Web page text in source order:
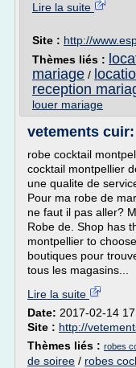
Lire la suite
Site : http://
Thèmes liés :
mariage /
reception
louer mariage
vetements
robe cocktail
cocktail montpellier
une qualite de
Pour ma robe de
ne faut il pas aller?
Robe de. Shop has
montpellier to
boutiques pour
tous les magasins...
Lire la suite
Date: 2017-02-14
Site : http://
Thèmes liés : robes
de soiree / robes